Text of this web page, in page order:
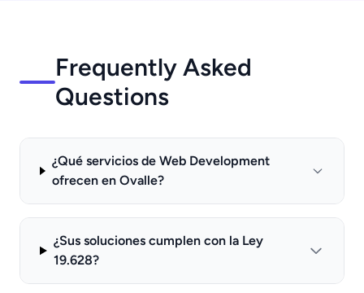
Frequently Asked
Questions
¿Qué servicios de Web Development
ofrecen en Ovalle?
¿Sus soluciones cumplen con la Ley
19.628?